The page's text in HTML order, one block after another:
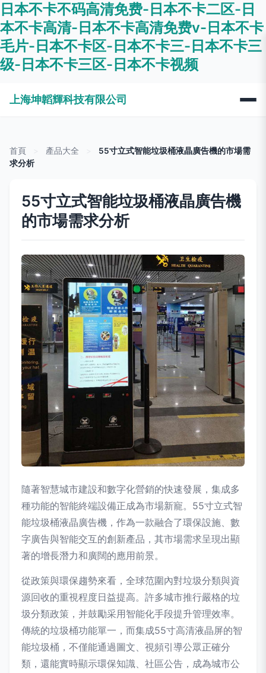
日本不卡不码高清免费-日本不卡二区-日
本不卡高清-日本不卡高清免费v-日本不卡
毛片-日本不卡区-日本不卡三-日本不卡三
级-日本不卡三区-日本不卡视频
上海坤韜輝科技有限公司
首頁 產品大全
55寸立式智能垃圾桶液晶廣告機的市場需
求分析
55寸立式智能垃圾桶液晶廣告機
的市場需求分析
隨著智慧城市建設和數字化營銷的快速發展，集成多
種功能的智能終端設備正成為市場新寵。55寸立式智
能垃圾桶液晶廣告機，作為一款融合了環保設施、數
字廣告與智能交互的創新產品，其市場需求呈現出顯
著的增長潛力和廣闊的應用前景。
從政策與環保趨勢來看，全球范圍內對垃圾分類與資
源回收的重視程度日益提高。許多城市推行嚴格的垃
圾分類政策，并鼓勵采用智能化手段提升管理效率。
傳統的垃圾桶功能單一，而集成55寸高清液晶屏的智
能垃圾桶，不僅能通過圖文、視頻引導公眾正確分
類，還能實時顯示環保知識、社區公告，成為城市公